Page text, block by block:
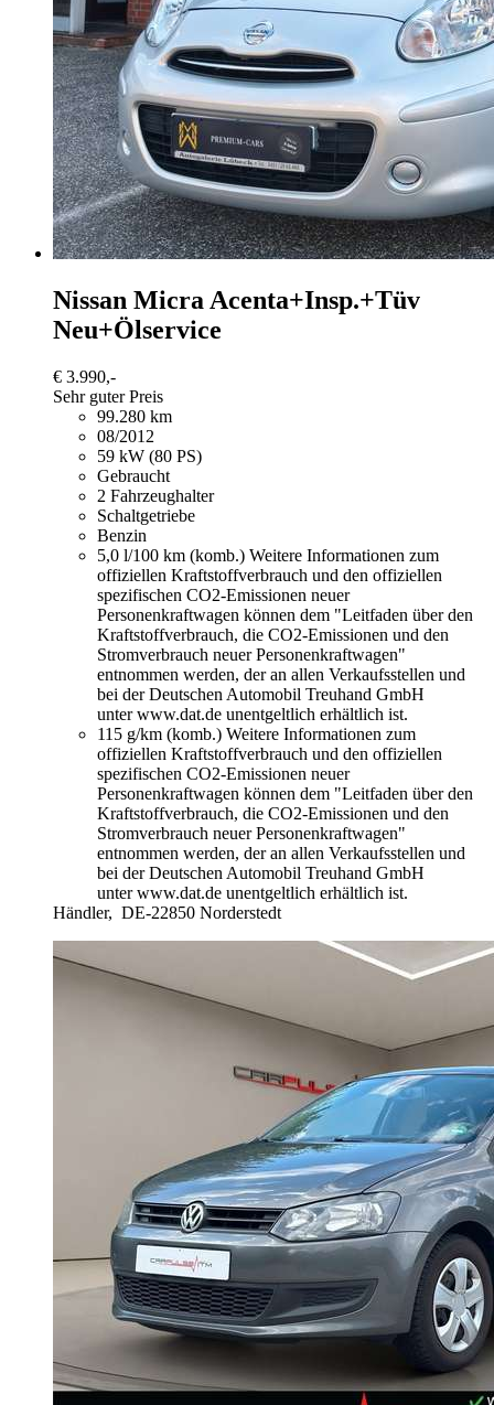
Nissan Micra Acenta+Insp.+Tüv
Neu+Ölservice
€ 3.990,-
Sehr guter Preis
99.280 km
08/2012
59 kW (80 PS)
Gebraucht
2 Fahrzeughalter
Schaltgetriebe
Benzin
5,0 l/100 km (komb.) Weitere Informationen zum
offiziellen Kraftstoffverbrauch und den offiziellen
spezifischen CO2-Emissionen neuer
Personenkraftwagen können dem "Leitfaden über den
Kraftstoffverbrauch, die CO2-Emissionen und den
Stromverbrauch neuer Personenkraftwagen"
entnommen werden, der an allen Verkaufsstellen und
bei der Deutschen Automobil Treuhand GmbH
unter www.dat.de unentgeltlich erhältlich ist.
115 g/km (komb.) Weitere Informationen zum
offiziellen Kraftstoffverbrauch und den offiziellen
spezifischen CO2-Emissionen neuer
Personenkraftwagen können dem "Leitfaden über den
Kraftstoffverbrauch, die CO2-Emissionen und den
Stromverbrauch neuer Personenkraftwagen"
entnommen werden, der an allen Verkaufsstellen und
bei der Deutschen Automobil Treuhand GmbH
unter www.dat.de unentgeltlich erhältlich ist.
Händler, DE-22850 Norderstedt